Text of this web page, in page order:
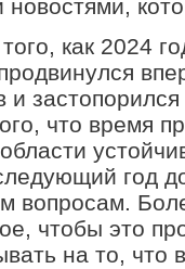
новостями,
как 2024
и
что время
год
вопросам.
чтобы это
на то,